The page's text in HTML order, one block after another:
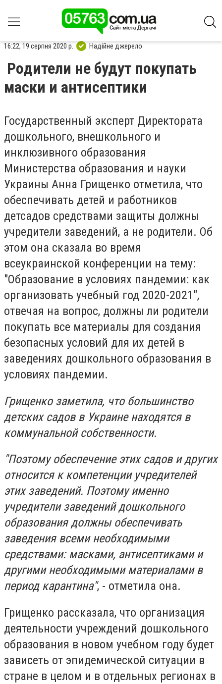
16:22, 19 серпня 2020 р. Надійне джерело
Родители не будут покупать
маски и антисептики
Государственный эксперт Директората
дошкольного, внешкольного и
инклюзивного образования
Министерства образования и науки
Украины Анна Грищенко отметила, что
обеспечивать детей и работников
детсадов средствами защиты должны
учредители заведений, а не родители. Об
этом она сказала во время
всеукраинской конференции на тему:
"Образование в условиях пандемии: как
организовать учебный год 2020-2021",
отвечая на вопрос, должны ли родители
покупать все материалы для создания
безопасных условий для их детей в
заведениях дошкольного образования в
условиях пандемии.
Грищенко заметила, что большинство
детских садов в Украине находятся в
коммунальной собственности.
"Поэтому обеспечение этих садов и других
относится к компетенции учредителей
этих заведений. Поэтому именно
учредители заведений дошкольного
образования должны обеспечивать
заведения всеми необходимыми
средствами: масками, антисептиками и
другими необходимыми материалами в
период карантина", - отметила она.
Грищенко рассказала, что организация
деятельности учреждений дошкольного
образования в новом учебном году будет
зависеть от эпидемической ситуации в
стране в целом и в отдельных регионах в